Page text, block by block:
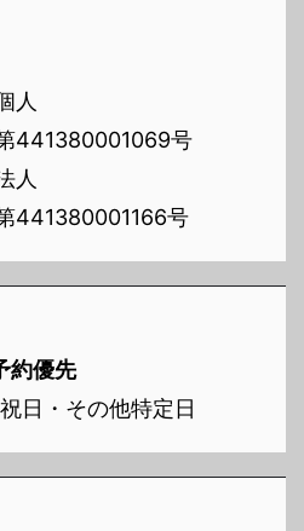
人
441380001069号
人
441380001166号
約優先
日・その他特定日